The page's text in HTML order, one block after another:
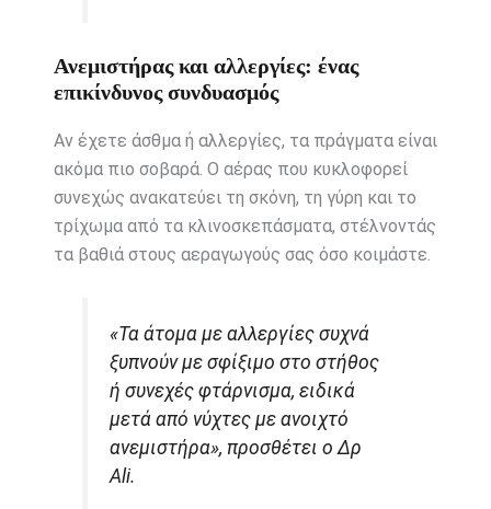
Ανεμιστήρας και αλλεργίες: ένας
επικίνδυνος συνδυασμός
Αν έχετε άσθμα ή αλλεργίες, τα πράγματα είναι
ακόμα πιο σοβαρά. Ο αέρας που κυκλοφορεί
συνεχώς ανακατεύει τη σκόνη, τη γύρη και το
τρίχωμα από τα κλινοσκεπάσματα, στέλνοντάς
τα βαθιά στους αεραγωγούς σας όσο κοιμάστε.
«Τα άτομα με αλλεργίες συχνά
ξυπνούν με σφίξιμο στο στήθος
ή συνεχές φτάρνισμα, ειδικά
μετά από νύχτες με ανοιχτό
ανεμιστήρα», προσθέτει ο Δρ
Ali.